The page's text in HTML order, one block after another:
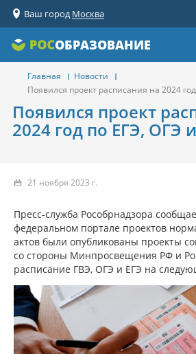
Ваш городМосква
ОБРАЗОВАНИЕ
Главная
Новости
Появился проект расписания на 2024
Появился проект
2024 год по ЕГЭ, ОГЭ
21 ноября 2023 г.
Пресс-служба Рособрнадзора
федеральном портале проектов
актов были опубликованы проекты
со стороны Минпросвещения РФ и
расписание ГВЭ, ОГЭ и ЕГЭ на